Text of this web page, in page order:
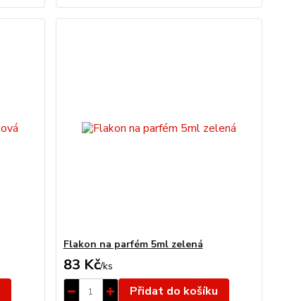
Flakon na parfém 5ml zelená
83 Kč/ks
Přidat do košíku